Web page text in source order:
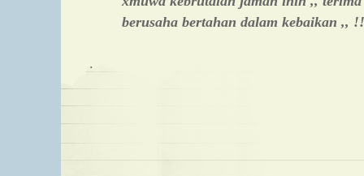
berusaha bertahan dalam kebaikan ,,
.